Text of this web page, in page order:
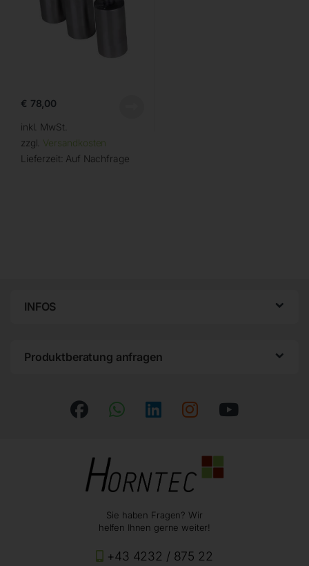
€ 78,00
inkl. MwSt.
zzgl. Versandkosten
Lieferzeit: Auf Nachfrage
INFOS
Produktberatung anfragen
Sie haben Fragen? Wir
helfen Ihnen gerne weiter!
+43 4232 / 875 22